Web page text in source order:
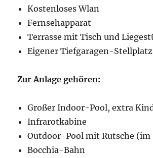
Kostenloses Wlan
Fernsehapparat
Terrasse mit Tisch und
Eigener Tiefgaragen-Stellplatz
Zur Anlage gehören:
Großer Indoor-Pool, extra
Infrarotkabine
Outdoor-Pool mit Rutsche (im
Bocchia-Bahn